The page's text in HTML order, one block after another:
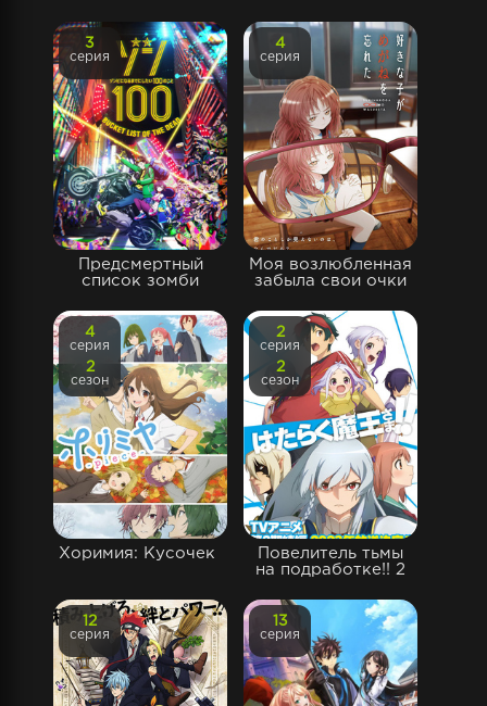
Предсмертный
список зомби
3
серия
Моя возлюбленная
забыла свои очки
4
серия
Хоримия: Кусочек
4
серия
2
сезон
Повелитель тьмы
на подработке!! 2
2
серия
2
сезон
12
серия
13
серия